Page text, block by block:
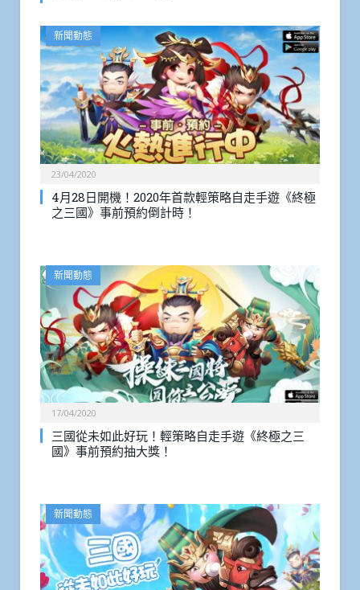
新聞動態
23/04/2020
4月28日開機！2020年首款輕策略自走手遊《終極
之三國》事前預約倒計時！
新聞動態
17/04/2020
三國從未如此好玩！輕策略自走手遊《終極之三
國》事前預約抽大獎！
新聞動態